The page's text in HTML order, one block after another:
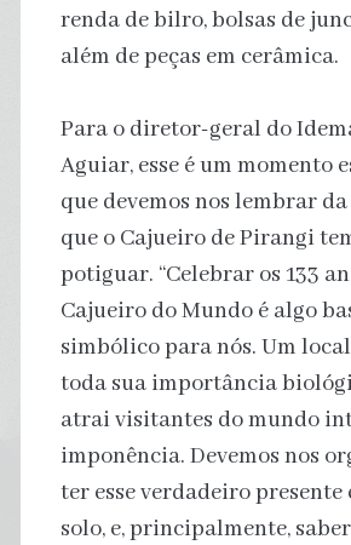
renda de bilro, bolsas de
além de peças em cerâmica.
Para o diretor-geral do
Aguiar, esse é um momento
que devemos nos lembrar
que o Cajueiro de Pirangi
potiguar. “Celebrar os 133
Cajueiro do Mundo é algo
simbólico para nós. Um
toda sua importância
atrai visitantes do mundo
imponência. Devemos nos
ter esse verdadeiro presente
solo, e, principalmente,